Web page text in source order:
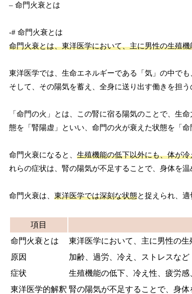
– 命門火衰とは
-# 命門火衰とは
命門火衰とは、東洋医学において、主に男性の生殖
東洋医学では、生命エネルギーである「気」の中で
そして、その陽気を蓄え、全身に送り出す働きを担う
「命門の火」とは、この腎に宿る陽気のことで、生
態を「腎陽虚」といい、命門の火が衰えた状態を「命
命門火衰になると、 生殖機能の低下以外にも、体が
れらの症状は、腎の陽気が不足することで、身体を
命門火衰は、 東洋医学では深刻な状態と捉えられ、
項目
命門火衰とは
東洋医学において、主に男性の
原因
加齢、過労、冷え、ストレスなど
症状
生殖機能の低下、冷え性、疲労
東洋医学的解釈 腎の陽気が不足することで、身